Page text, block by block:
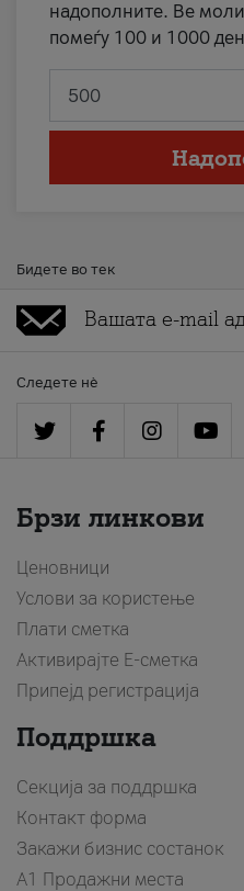
надополните. Ве
помеѓу 100 и 1000
Бидете во тек
Следете нè
Брзи линкови
Ценовници
Услови за користење
Плати сметка
Активирајте Е-сметка
Припејд регистрација
Поддршка
Секција за поддршка
Контакт форма
Закажи бизнис состанок
A1 Продажни места